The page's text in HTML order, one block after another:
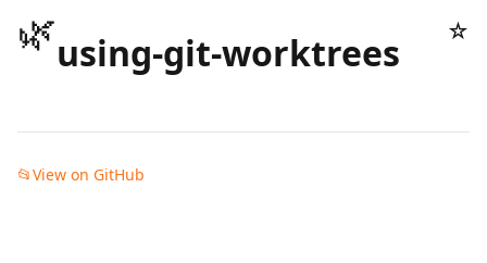
🌿using-git-worktrees ☆
📂View on GitHub